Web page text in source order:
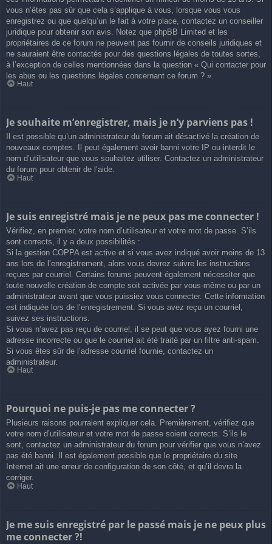
vous n’êtes pas sûr que cela s’applique à vous, lorsque vous vous
enregistrez ou que quelqu’un le fait à votre place, contactez un conseiller
juridique pour obtenir son avis. Notez que phpBB Limited et les
propriétaires de ce forum ne peuvent pas fournir de conseils juridiques et
ne sauraient être contactés pour des questions légales de toutes sortes,
à l’exception de celles mentionnées dans la question « Qui contacter pour
les abus ou les questions légales concernant ce forum ? ».
Haut
Je souhaite m’enregistrer, mais je n’y parviens pas !
Il est possible qu’un administrateur du forum ait désactivé la création de
nouveaux comptes. Il peut également avoir banni votre IP ou interdit le
nom d’utilisateur que vous souhaitez utiliser. Contactez un administrateur
du forum pour obtenir de l’aide.
Haut
Je suis enregistré mais je ne peux pas me connecter !
Vérifiez, en premier, votre nom d’utilisateur et votre mot de passe. S’ils
sont corrects, il y a deux possibilités :
Si la gestion COPPA est active et si vous avez indiqué avoir moins de 13
ans lors de l’enregistrement, alors vous devrez suivre les instructions
reçues par courriel. Certains forums peuvent également nécessiter que
toute nouvelle création de compte soit activée par vous-même ou par un
administrateur avant que vous puissiez vous connecter. Cette information
est indiquée lors de l’enregistrement. Si vous avez reçu un courriel,
suivez ses instructions.
Si vous n’avez pas reçu de courriel, il se peut que vous ayez fourni une
adresse incorrecte ou que le courriel ait été traité par un filtre anti-spam.
Si vous êtes sûr de l’adresse courriel fournie, contactez un
administrateur.
Haut
Pourquoi ne puis-je pas me connecter ?
Plusieurs raisons pourraient expliquer cela. Premièrement, vérifiez que
votre nom d’utilisateur et votre mot de passe soient corrects. S’ils le
sont, contactez un administrateur du forum pour vérifier que vous n’avez
pas été banni. Il est également possible que le propriétaire du site
Internet ait une erreur de configuration de son côté, et qu’il devra la
corriger.
Haut
Je me suis enregistré par le passé mais je ne peux plus
me connecter ?!